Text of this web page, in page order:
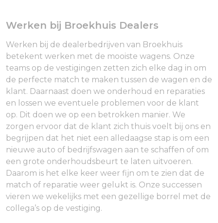
Werken bij Broekhuis Dealers
Werken bij de dealerbedrijven van Broekhuis
betekent werken met de mooiste wagens. Onze
teams op de vestigingen zetten zich elke dag in om
de perfecte match te maken tussen de wagen en de
klant. Daarnaast doen we onderhoud en reparaties
en lossen we eventuele problemen voor de klant
op. Dit doen we op een betrokken manier. We
zorgen ervoor dat de klant zich thuis voelt bij ons en
begrijpen dat het niet een alledaagse stap is om een
nieuwe auto of bedrijfswagen aan te schaffen of om
een grote onderhoudsbeurt te laten uitvoeren.
Daarom is het elke keer weer fijn om te zien dat de
match of reparatie weer gelukt is. Onze successen
vieren we wekelijks met een gezellige borrel met de
collega’s op de vestiging.